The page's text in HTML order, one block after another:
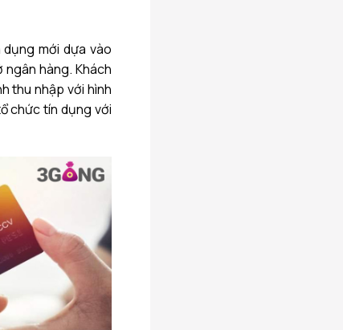
mới dựa vào
hàng. Khách
thu nhập với hình
chức tín dụng với